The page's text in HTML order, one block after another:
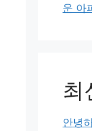
운 아
최
안녕